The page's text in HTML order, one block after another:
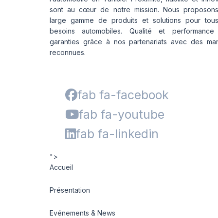
sont au cœur de notre mission. Nous
large gamme de produits et solutions pour
besoins automobiles. Qualité et performance
garanties grâce à nos partenariats avec des
reconnues.
fab fa-facebook
fab fa-youtube
fab fa-linkedin
">
Accueil
Présentation
Evénements & News